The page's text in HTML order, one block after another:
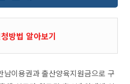
방법 알아보기
이용권과 출산양육지원금으로 구